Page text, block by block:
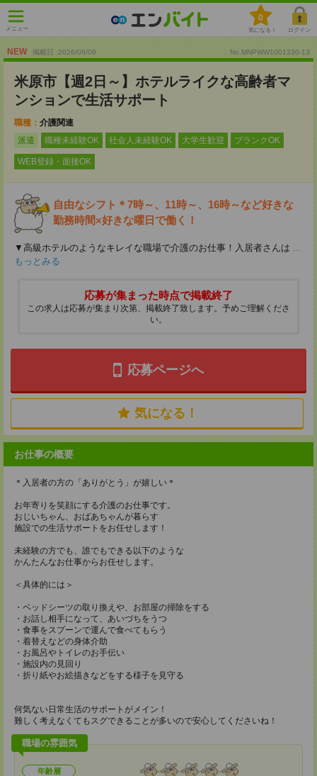
メニュー
0
気になる！ ログイン
NEW 掲載日 :2026/08/09 No.MNPWW1001330-13
米原市【週2日～】ホテルライクな高齢者マ
ンションで生活サポート
職種： 介護関連
派遣
職種未経験OK 社会人未経験OK 大学生歓迎 ブランクOK
WEB登録・面接OK
自由なシフト＊7時～、11時～、16時～など好きな
勤務時間×好きな曜日で働く！
▼高級ホテルのようなキレイな職場で介護のお仕事！入居者さんは ...
もっとみる
応募が集まった時点で掲載終了
この求人は応募が集まり次第、掲載終了致します。予めご理解くださ
い。
応募ページへ
気になる！
お仕事の概要
＊入居者の方の「ありがとう」が嬉しい＊
お年寄りを笑顔にする介護のお仕事です。
おじいちゃん、おばあちゃんが暮らす
施設での生活サポートをお任せします！
未経験の方でも、誰でもできる以下のような
かんたんなお仕事からお任せします。
＜具体的には＞
・ベッドシーツの取り換えや、お部屋の掃除をする
・お話し相手になって、あいづちをうつ
・食事をスプーンで運んで食べてもらう
・着替えなどの身体介助
・お風呂やトイレのお手伝い
・施設内の見回り
・折り紙やお絵描きなどをする様子を見守る
何気ない日常生活のサポートがメイン！
難しく考えなくてもスグできることが多いので安心してくださいね！
職場の雰囲気
年齢層